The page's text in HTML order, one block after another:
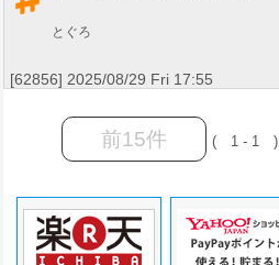
とぐろ
[62856] 2025/08/29 Fri 17:55
前15件 ( 1 - 1 )